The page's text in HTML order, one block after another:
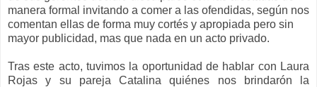
manera formal invitando a comer a las ofendidas, según nos
comentan ellas de forma muy cortés y apropiada pero sin
mayor publicidad, mas que nada en un acto privado.
Tras este acto, tuvimos la oportunidad de hablar con Laura
Rojas y su pareja Catalina quiénes nos brindarón la